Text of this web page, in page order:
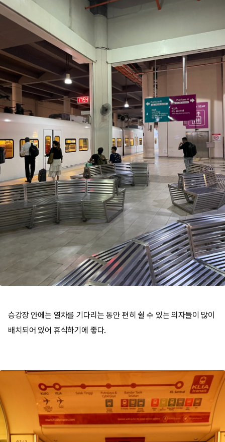
승강장 안에는 열차를 기다리는 동안 편히 쉴 수 있는 의자들이 많이
배치되어 있어 휴식하기에 좋다.